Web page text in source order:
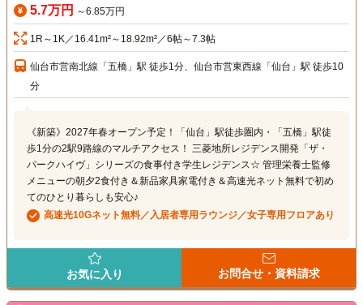
5.7万円 ～6.85万円
1R～1K／16.41m²～18.92m²／6帖～7.3帖
仙台市営南北線「五橋」駅 徒歩1分、仙台市営東西線「仙台」駅 徒歩10
分
《新築》2027年春オープン予定！「仙台」駅徒歩圏内・「五橋」駅徒
歩1分の2駅9路線のマルチアクセス！ 三菱地所レジデンス開発「ザ・
パークハイヴ」シリーズの食事付き学生レジデンス☆ 管理栄養士監修
メニューの朝夕2食付き＆新品家具家電付き＆高速光ネット無料で初め
てのひとり暮らしも安心♪
高速光10Gネット無料／入居者専用ラウンジ／女子専用フロアあり
お気に入り お問合せ・資料請求